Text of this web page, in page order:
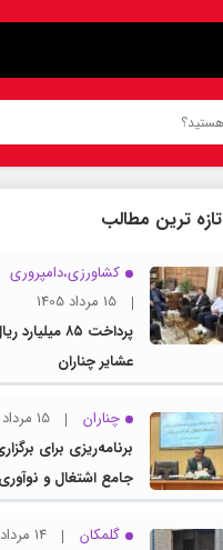
تازه ترین مطالب
کشاورزی،دامپروری
15 مرداد 1405
پرداخت ۸۵
عشایر چناران
چناران
15 مرداد 1405
برنامه‌ریزی برای
جامع اشتغال و
چناران
گلمکان
14 مرداد 1405